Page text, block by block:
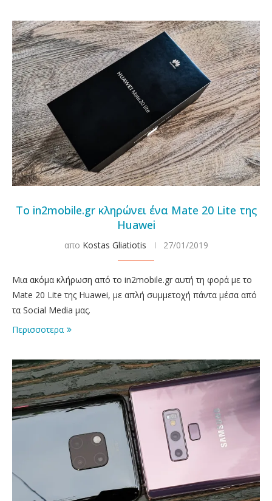
Το in2mobile.gr κληρώνει ένα Mate 20 Lite της
Huawei
απο Kostas Gliatiotis 27/01/2019
Μια ακόμα κλήρωση από το in2mobile.gr αυτή τη φορά με το
Mate 20 Lite της Huawei, με απλή συμμετοχή πάντα μέσα από
τα Social Media μας.
Περισσοτερα